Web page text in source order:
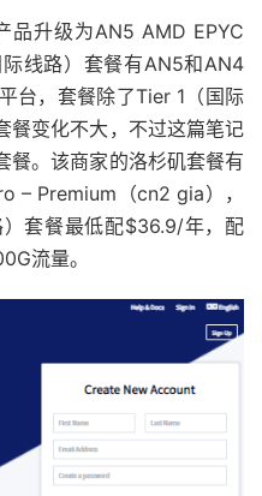
品升级为AN5 AMD EPYC
线路）套餐有AN5和AN4
台，套餐除了Tier 1（国际
餐变化不大，不过这篇笔记
餐。该商家的洛杉矶套餐有
– Premium（cn2 gia），
套餐最低配$36.9/年，配
流量。